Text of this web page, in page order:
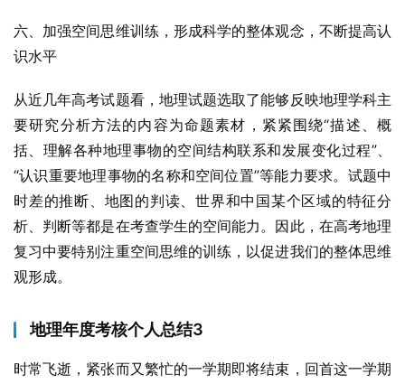
六、加强空间思维训练，形成科学的整体观念，不断提高认
识水平
从近几年高考试题看，地理试题选取了能够反映地理学科主
要研究分析方法的内容为命题素材，紧紧围绕“描述、概
括、理解各种地理事物的空间结构联系和发展变化过程”、
“认识重要地理事物的名称和空间位置”等能力要求。试题中
时差的推断、地图的判读、世界和中国某个区域的特征分
析、判断等都是在考查学生的空间能力。因此，在高考地理
复习中要特别注重空间思维的训练，以促进我们的整体思维
观形成。
地理年度考核个人总结3
时常飞逝，紧张而又繁忙的一学期即将结束，回首这一学期